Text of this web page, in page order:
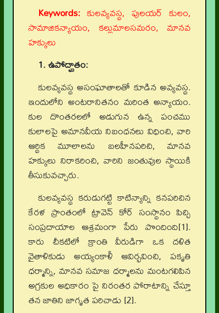
Keywords: కులవ్యవస్థ, పులయర్ కులం,
సామాజికన్యాయం, కల్లుమాలసమరం, మానవ
హక్కులు
1. ఉపోద్ఘాతం:
కులవ్యవస్థ అసంఘాతాలతో కూడిన అవ్యవస్థ.
ఇందులోని అంటరానితనం మరింత అన్యాయం.
కుల దొంతరలలో అడుగున ఉన్న పంచము
కులాలపై అమానవీయ నిబంధనలు విధించి, వారి
ఆర్థిక మూలాలను బలహీనపరిచి, మానవ
హక్కులు నిరాకరించి, వారిని జంతువుల స్థాయికి
తీసుకువచ్చారు.
కులవ్యవస్థ కరుడుగట్టి కాటిన్యాన్ని కనపరిచిన
కేరళ ప్రాంతంలో ట్రావెన్ కోర్ సంస్థానం పిచ్చి
సంప్రదాయాల ఆశ్రమంగా పేరు పొందింది[1].
కారు చీకటిలో క్రాంతి వీరుడిగా ఒక దళిత
వైతాళికుడు అయ్యంకాళీ ఆవిర్భవించి, పకృతి
ధర్మాన్ని, మానవ సమాజ ధర్మాలను మంటగలిపిన
అగ్రకుల అధికారం పై నిరంతర పోరాటాన్ని చేస్తూ
తన జాతిని జాగృత పరిచాడు [2].